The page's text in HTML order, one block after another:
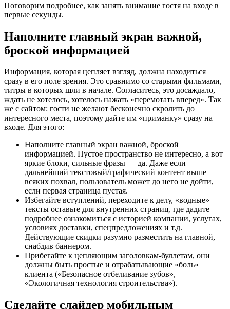
Поговорим подробнее, как занять внимание гостя на входе в
первые секунды.
Наполните главный экран важной,
броской информацией
Информация, которая цепляет взгляд, должна находиться
сразу в его поле зрения. Это сравнимо со старыми фильмами,
титры в которых шли в начале. Согласитесь, это досаждало,
ждать не хотелось, хотелось нажать «перемотать вперед». Так
же с сайтом: гости не желают бесконечно скролить до
интересного места, поэтому дайте им «приманку» сразу на
входе. Для этого:
Наполните главный экран важной, броской
информацией. Пустое пространство не интересно, а вот
яркие блоки, сильные фразы — да. Даже если
дальнейший текстовый/графический контент выше
всяких похвал, пользователь может до него не дойти,
если первая страница пустая.
Избегайте вступлений, переходите к делу, «водные»
тексты оставьте для внутренних страниц, где дадите
подробнее ознакомиться с историей компании, услугах,
условиях доставки, спецпредложениях и т.д.
Действующие скидки разумно разместить на главной,
снабдив баннером.
Прибегайте к цепляющим заголовкам-буллетам, они
должны быть простые и отрабатывающие «боль»
клиента («Безопасное отбеливание зубов»,
«Экологичная технология строительства»).
Сделайте слайдер мобильным